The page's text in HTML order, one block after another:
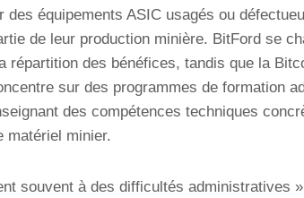
équipements ASIC usagés ou
de leur production minière. BitFord se
répartition des bénéfices, tandis que la
sur des programmes de formation
des compétences techniques
matériel minier.
souvent à des difficultés administratives